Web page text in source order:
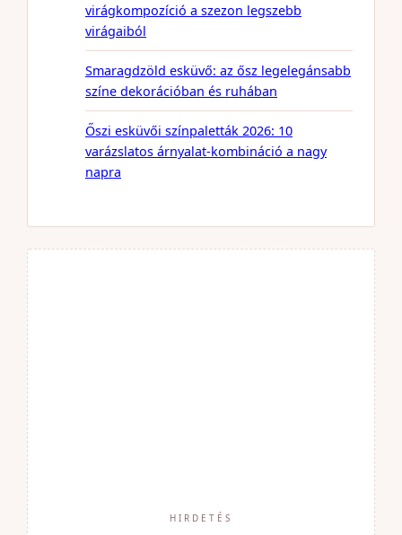
virágkompozíció a szezon legszebb
virágaiból
Smaragdzöld esküvő: az ősz legelegánsabb
színe dekorációban és ruhában
Őszi esküvői színpaletták 2026: 10
varázslatos árnyalat-kombináció a nagy
napra
HIRDETÉS